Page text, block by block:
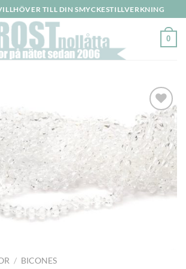
TILL DIN SMYCKESTILLVERKNING
0
Lägg
till i
önskelistan
/ BICONES